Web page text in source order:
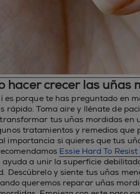
hacer crecer las uñas
es porque te has preguntado en
rápido. Toma aire y llénate de
tus uñas mordidas en
tratamientos y remedios que
importancia si quieres que tus
Essie Hard To Resist
a unir la superficie
Descúbrelo y siente tus uñas
queremos reparar uñas